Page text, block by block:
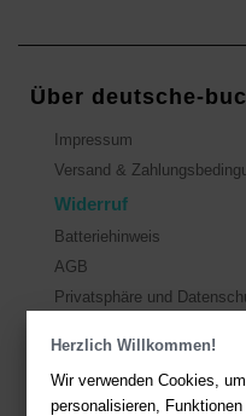
Herzlich Willkommen!
Wir verwenden Cookies,
personalisieren,
Über deutsche-
Impressum
Versand &
Widerruf
Batteriehinweis
AGB
Privatsphäre und
Sie haben Fragen? Hier finden